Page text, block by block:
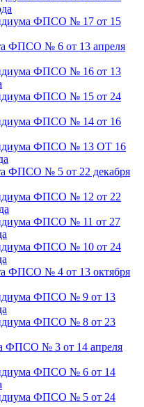
ФПСО № 17 от 15
ФПСО № 6 от 13 апреля
ФПСО № 16 от 13
ФПСО № 15 от 24
ФПСО № 14 от 16
ФПСО № 13 ОТ 16
ФПСО № 5 от 22 декабря
ФПСО № 12 от 22
ФПСО № 11 от 27
ФПСО № 10 от 24
ФПСО № 4 от 13 октября
ФПСО № 9 от 13
ФПСО № 8 от 23
ФПСО № 3 от 14 апреля
ФПСО № 6 от 14
ФПСО № 5 от 24